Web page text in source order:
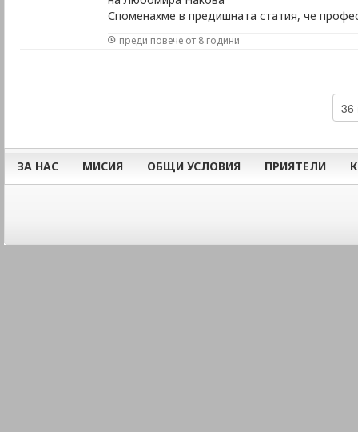
Споменахме в предишната статия, че
автобиография и мотивационното писмо,
дават 50% гаранция, че ще се справите и
преди повече от 8 години
ЗА НАС МИСИЯ ОБЩИ УСЛОВИЯ ПРИЯТЕЛИ